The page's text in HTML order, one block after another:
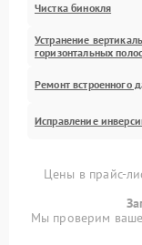
Чистка бинокля
Устранение
горизонтальных
Ремонт встроенного
Исправление
Цены в прайс-
Мы проверим ваше